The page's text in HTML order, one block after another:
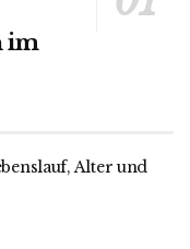
im
Alter und